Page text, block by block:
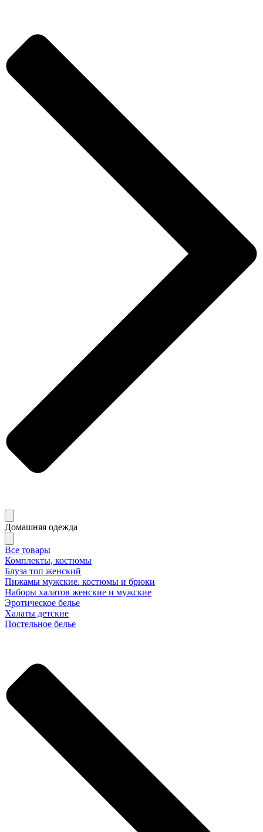
Домашняя одежда
Все товары
Комплекты, костюмы
Блуза топ женский
Пижамы мужские. костюмы и брюки
Наборы халатов женские и мужские
Эротическое белье
Халаты детские
Постельное белье